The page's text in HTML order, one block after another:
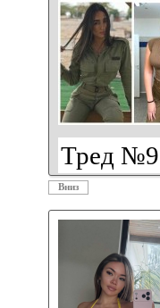
Тред
Вниз